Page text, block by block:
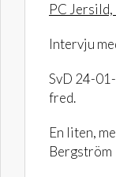
PC
Intervju
SvD 24-
fred.
En liten,
Bergström